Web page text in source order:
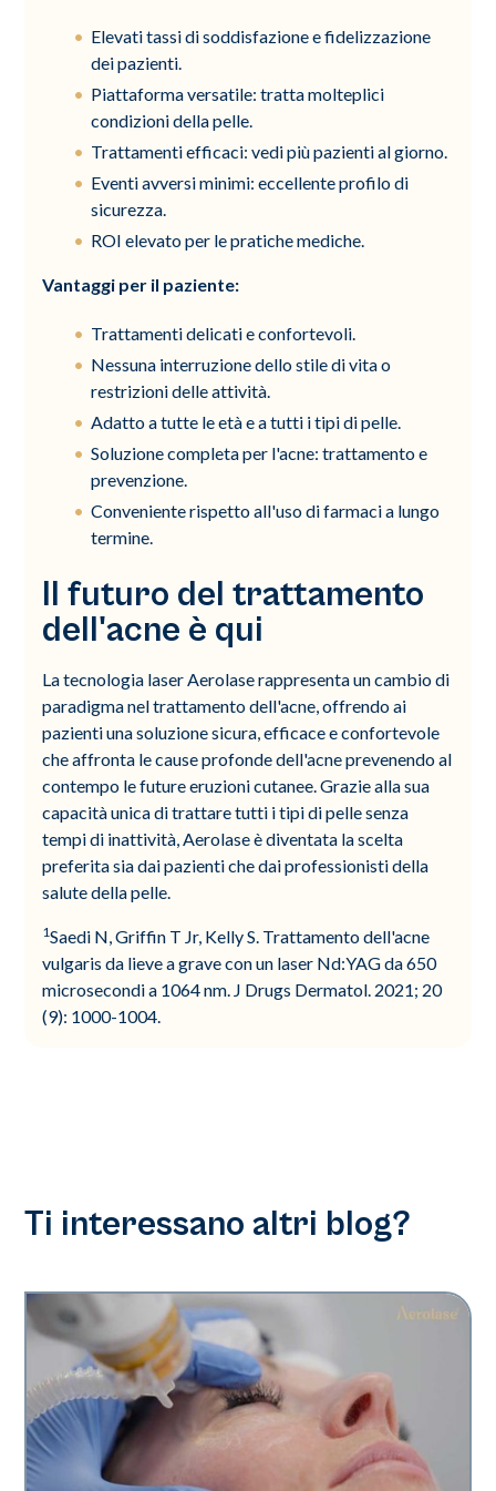
Elevati tassi di soddisfazione e fidelizzazione
dei pazienti.
Piattaforma versatile: tratta molteplici
condizioni della pelle.
Trattamenti efficaci: vedi più pazienti al giorno.
Eventi avversi minimi: eccellente profilo di
sicurezza.
ROI elevato per le pratiche mediche.
Vantaggi per il paziente:
Trattamenti delicati e confortevoli.
Nessuna interruzione dello stile di vita o
restrizioni delle attività.
Adatto a tutte le età e a tutti i tipi di pelle.
Soluzione completa per l'acne: trattamento e
prevenzione.
Conveniente rispetto all'uso di farmaci a lungo
termine.
Il futuro del trattamento
dell'acne è qui
La tecnologia laser Aerolase rappresenta un cambio di
paradigma nel trattamento dell'acne, offrendo ai
pazienti una soluzione sicura, efficace e confortevole
che affronta le cause profonde dell'acne prevenendo al
contempo le future eruzioni cutanee. Grazie alla sua
capacità unica di trattare tutti i tipi di pelle senza
tempi di inattività, Aerolase è diventata la scelta
preferita sia dai pazienti che dai professionisti della
salute della pelle.
1Saedi N, Griffin T Jr, Kelly S. Trattamento dell'acne
vulgaris da lieve a grave con un laser Nd:YAG da 650
microsecondi a 1064 nm. J Drugs Dermatol. 2021; 20
(9): 1000-1004.
Ti interessano altri blog?